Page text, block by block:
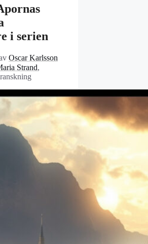
i serien
Oscar Karlsson
Strand,